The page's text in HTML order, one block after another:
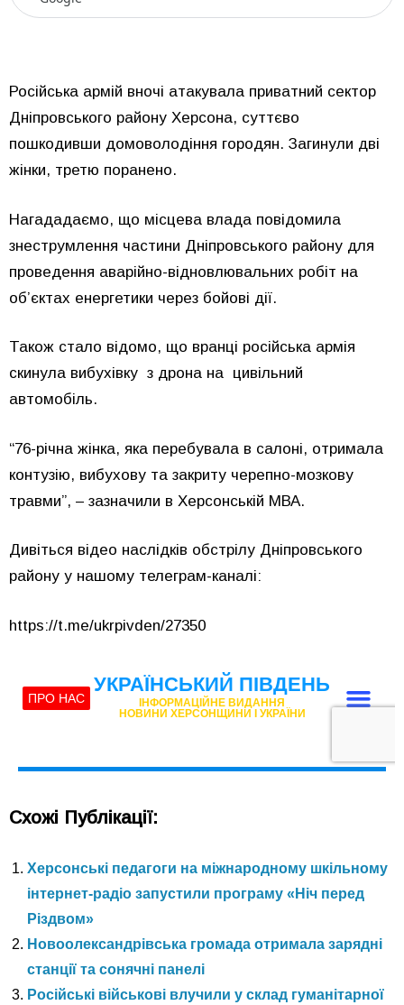
Російська армій вночі атакувала приватний сектор
Дніпровського району Херсона, суттєво
пошкодивши домоволодіння городян. Загинули дві
жінки, третю поранено.
Нагададаємо, що місцева влада повідомила
знеструмлення частини Дніпровського району для
проведення аварійно-відновлювальних робіт на
об’єктах енергетики через бойові дії.
Також стало відомо, що вранці російська армія
скинула вибухівку з дрона на цивільний
автомобіль.
“76-річна жінка, яка перебувала в салоні, отримала
контузію, вибухову та закриту черепно-мозкову
травми”, – зазначили в Херсонській МВА.
Дивіться відео наслідків обстрілу Дніпровського
району у нашому телеграм-каналі:
https://t.me/ukrpivden/27350
Схожі Публікації:
Херсонські педагоги на міжнародному шкільному
інтернет-радіо запустили програму «Ніч перед
Різдвом»
Новоолександрівська громада отримала зарядні
станції та сонячні панелі
Російські військові влучили у склад гуманітарної